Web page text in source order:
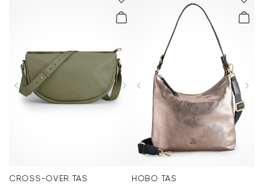
CROSS-OVER TAS
HOBO TAS